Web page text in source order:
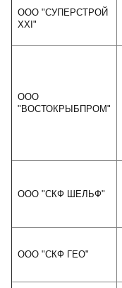
ООО "СУПЕРСТРОЙ
XXI"
ООО
"ВОСТОКРЫБПРОМ"
ООО "СКФ ШЕЛЬФ"
ООО "СКФ ГЕО"